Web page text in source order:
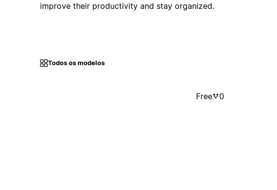
improve their productivity and stay organized.
Todos os modelos
Free 0